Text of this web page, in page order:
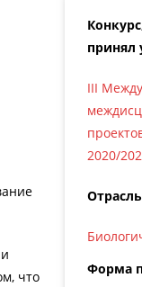
что
принял
III
2020/
Форма